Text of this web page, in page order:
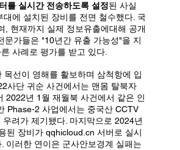
를 실시간 전송하도록 설정된 사실
에 설치된 장비를 전면 철수했다. 국
현재까지 실제 정보유출에대해 공개
가들은 "10년간 유출 가능성"을 지
사례로 평가를 받고 있다.
선이 영해를 활보하며 삼척항에 입
사단 귀순 사건에서는 맨몸 탈북자
2022년 1월 재월북 사건에서 같은 인
Phase-2 사업에서는 중국산 CCTV
려가 제기됐다. 마지막으로 2024년
된 장비가 qqhicloud.cn 서버로 실시
이러한 연이은 군사안보경계 실패는